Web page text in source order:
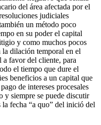
del área afectada por el
judiciales
un método poco
en su poder el capital
y como muchos pocos
dilación temporal en el
favor del cliente, para
el tiempo que dure el
beneficios a un capital que
de intereses procesales
y siempre se puede discutir
fecha “a quo” del inició del